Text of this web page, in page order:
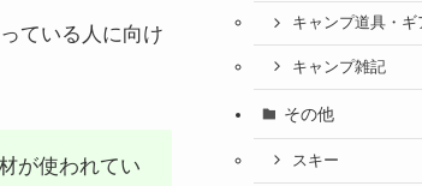
ている人に向け
が使われてい
キャンプ道具・ギ
キャンプ雑記
その他
スキー